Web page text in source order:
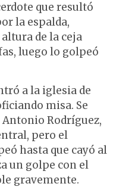
que resultó
la espalda,
de la ceja
luego lo golpeó
a la iglesia de
misa. Se
Rodríguez,
pero el
hasta que cayó al
un golpe con el
gravemente.